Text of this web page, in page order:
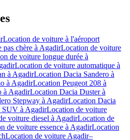
Location de voiture à l'aéroport
chère à AgadirLocation de voiture
de voiture longue durée à
Location de voiture automatique à
à AgadirLocation Dacia Sandero à
à AgadirLocation Peugeot 208 à
à AgadirLocation Dacia Duster à
Stepway à AgadirLocation Dacia
SUV à AgadirLocation de voiture
voiture diesel à AgadirLocation de
de voiture essence à AgadirLocation
Location de voiture Agadir–